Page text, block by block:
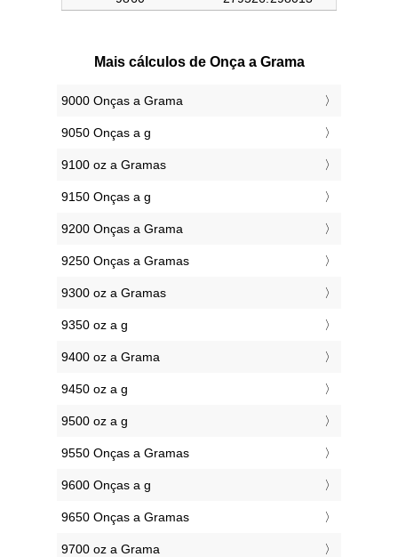
Mais cálculos de Onça a Grama
9000 Onças a Grama
9050 Onças a g
9100 oz a Gramas
9150 Onças a g
9200 Onças a Grama
9250 Onças a Gramas
9300 oz a Gramas
9350 oz a g
9400 oz a Grama
9450 oz a g
9500 oz a g
9550 Onças a Gramas
9600 Onças a g
9650 Onças a Gramas
9700 oz a Grama